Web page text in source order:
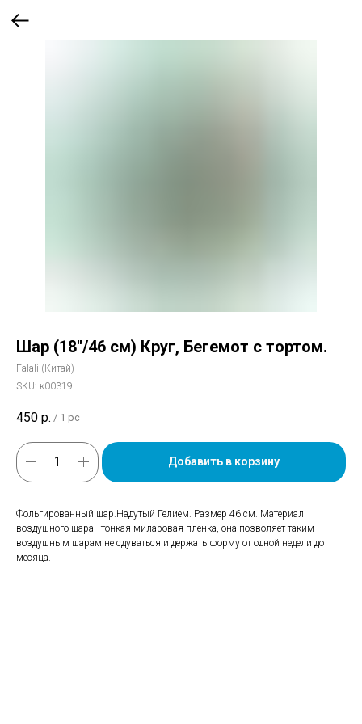
Шар (18''/46 см) Круг, Бегемот с тортом.
Falali (Китай)
SKU: к00319
450 р. / 1 pc
Добавить в корзину
Фольгированный шар.Надутый Гелием. Размер 46 см. Материал
воздушного шара - тонкая миларовая пленка, она позволяет таким
воздушным шарам не сдуваться и держать форму от одной недели до
месяца.